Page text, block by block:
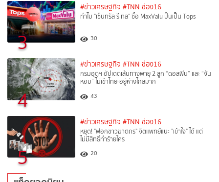
3
#ข่าวเศรษฐกิจ #TNN ช่อง16
ทำไม "เซ็นทรัล รีเทล" ซื้อ MaxValu ปั้นเป็น Tops
30
4
#ข่าวเศรษฐกิจ #TNN ช่อง16
กรมอุตุฯ อัปเดตเส้นทางพายุ 2 ลูก “ดอลฟิน” และ “จัน
หอม” ไม่เข้าไทย-อยู่ห่างไกลมาก
43
5
#ข่าวเศรษฐกิจ #TNN ช่อง16
หยุด! "ฟอกขาวฆาตกร" จิตแพทย์แนะ "เข้าใจ" ได้ แต่
ไม่มีสิทธิ์ทำร้ายใคร
20